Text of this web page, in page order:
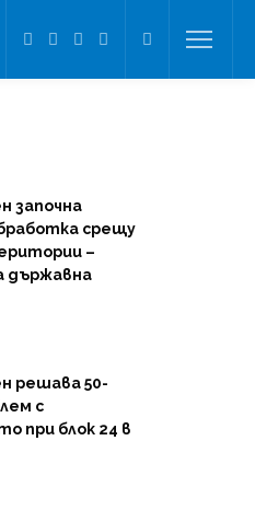
започна
срещу
–
държавна
решава 50-
с
при блок 24 в